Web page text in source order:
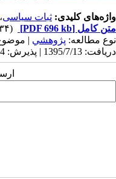
واژه‌های کلیدی: ثبات سیاسی،
متن کامل [PDF 696 kb]
(۵۵۳۴ دریافت)
نوع مطالعه: پژوهشي |
دریافت: 1395/7/13 | پذیرش: 1395/9/14 | انتشار: 1396/6/28